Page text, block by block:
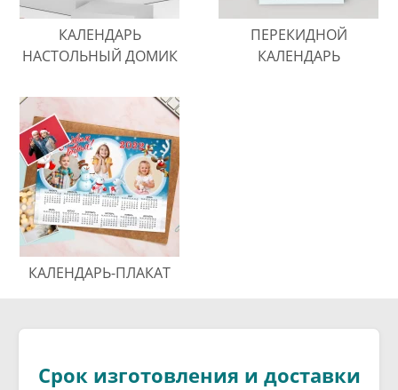
КАЛЕНДАРЬ
НАСТОЛЬНЫЙ ДОМИК
ПЕРЕКИДНОЙ
КАЛЕНДАРЬ
КАЛЕНДАРЬ-ПЛАКАТ
Срок изготовления и доставки